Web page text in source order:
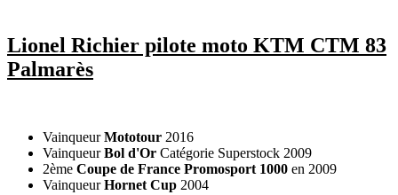
Lionel Richier pilote moto KTM CTM 83
Palmarès
VainqueurMototour 2016
VainqueurBol d'Or Catégorie Superstock 2009
2ème Coupe de France Promosport 1000 en 2009
VainqueurHornet Cup 2004